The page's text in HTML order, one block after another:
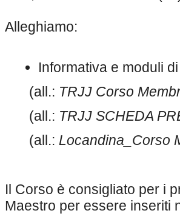
Alleghiamo:
Informativa e moduli
(all.: TRJJ Corso
(all.: TRJJ SCHEDA
(all.: Locandina_Corso
Il Corso è consigliato per i
Maestro per essere inseriti